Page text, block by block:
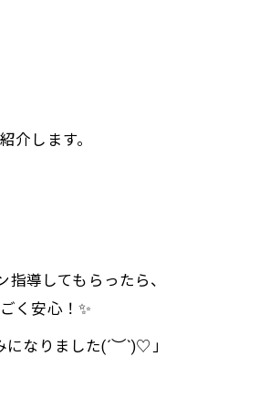
介します。
導してもらったら、
く安心！✨
なりました(´︶`)♡」